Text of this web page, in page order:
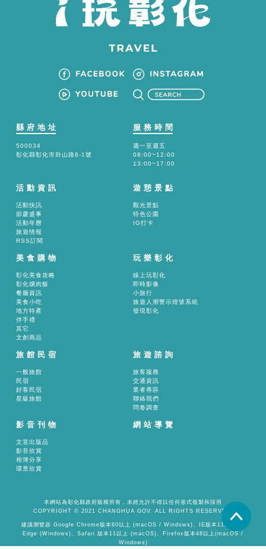
置頂
縣府地址
500034
彰化縣彰化市卦山路8-1號
服務時間
週一至週五
08:00~12:00
13:00~17:00
活動資訊
活動快訊
節慶盛事
活動年曆
旅遊情報
RSS訂閱
遊憩景點
觀光景點
特色公園
IG打卡
美食購物
彰化美食攻略
彰化爌肉飯
餐廳資訊
美食小吃
地方特產
伴手禮
其它
文創商品
玩樂彰化
線上玩彰化
即時影像
小旅行
旅遊人潮警示燈號系統
發現彰化
旅館民宿
一般旅館
民宿
好客民宿
星級旅館
旅遊諮詢
旅客服務
交通資訊
業者專區
聯絡我們
問卷調查
影音刊物
文宣出版品
影音欣賞
相簿分享
環景欣賞
網站導覽
本網站為彰化縣政府版權所有，未經允許不得以任何形式複製和採用
COPYRIGHT © 2021 CHANGHUA GOV. ALL RIGHTS RESERVED.
建議瀏覽器 Google Chrome版本60以上 (macOS / Windows)、IE版本11以上 或
Edge (Windows)、Safari 版本11以上 (macOS)、Firefox版本48以上(macOS /
Windows)